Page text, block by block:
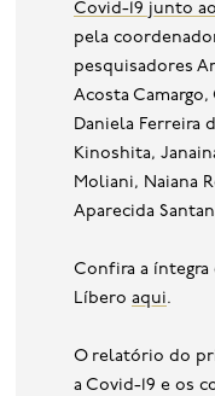
Covid-19 junto
pela
pesquisadores
Acosta
Daniela Ferreira
Kinoshita,
Moliani, Naiana
Aparecida
Confira a íntegra
Líberoaqui.
O relatório do
a Covid-19 e os